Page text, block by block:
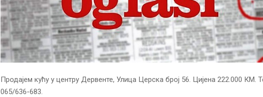
Продајем кућу у центру Дервенте, Улица Церска број 56. Цијена 222.000 КМ.
065/636-683.